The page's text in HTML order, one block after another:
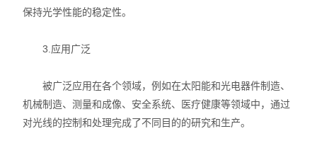
保持光学性能的稳定性。
3.应用广泛
被广泛应用在各个领域，例如在太阳能和光电器件制造、
机械制造、测量和成像、安全系统、医疗健康等领域中，通过
对光线的控制和处理完成了不同目的的研究和生产。